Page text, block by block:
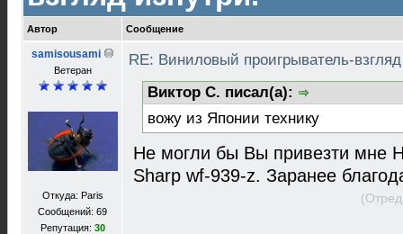
Автор Сообщение
samisousami
Ветеран
Откуда: Paris
Сообщений: 69
Репутация: 30
RE: Виниловый проигрыватель-
Виктор С. писал(а):
вожу из Японии технику
Не могли бы Вы привезти мне
Sharp wf-939-z. Заранее